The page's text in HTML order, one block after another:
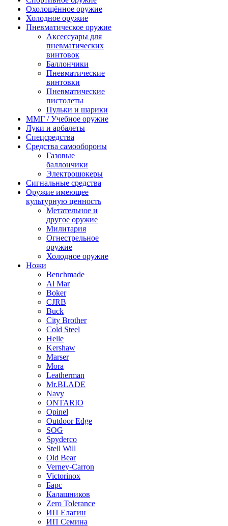
Охолощённое оружие
Холодное оружие
Пневматическое оружие
Аксессуары для
пневматических
винтовок
Баллончики
Пневматические
винтовки
Пневматические
пистолеты
Пульки и шарики
ММГ / Учебное оружие
Луки и арбалеты
Спецсредства
Средства самообороны
Газовые
баллончики
Электрошокеры
Сигнальные средства
Оружие имеющее
культурную ценность
Метательное и
другое оружие
Милитария
Огнестрельное
оружие
Холодное оружие
Ножи
Benchmade
Al Mar
Boker
CJRB
Buck
City Brother
Cold Steel
Helle
Kershaw
Marser
Mora
Leatherman
Mr.BLADE
Navy
ONTARIO
Opinel
Outdoor Edge
SOG
Spyderco
Stell Will
Old Bear
Verney-Carron
Victorinox
Барс
Калашников
Zero Tolerance
ИП Елагин
ИП Семина